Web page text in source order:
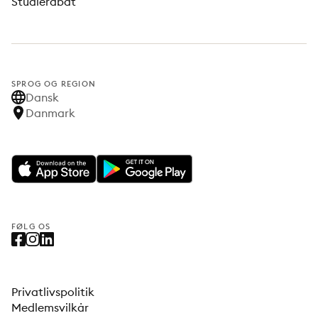
SPROG OG REGION
Dansk
Danmark
FØLG OS
Privatlivspolitik
Medlemsvilkår